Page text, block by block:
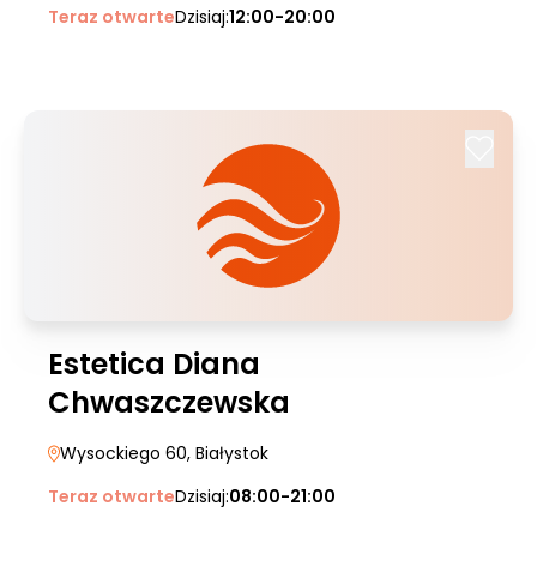
Teraz otwarteDzisiaj:12:00-20:00
Estetica Diana
Chwaszczewska
Wysockiego 60, Białystok
Teraz otwarteDzisiaj:08:00-21:00